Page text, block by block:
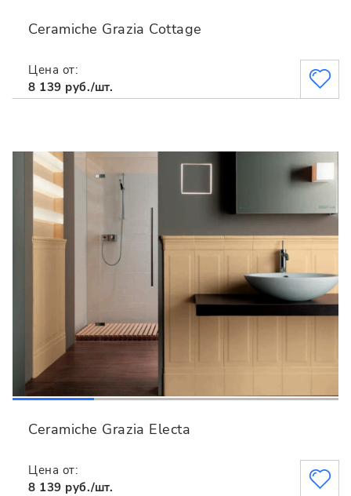
Ceramiche Grazia Cottage
Цена от:
8 139 руб./шт.
Ceramiche Grazia Electa
Цена от:
8 139 руб./шт.